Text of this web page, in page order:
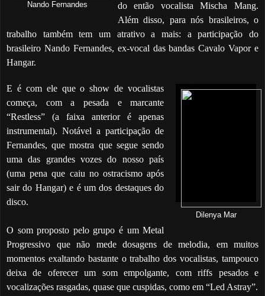
Nando Fernandes
do então vocalista Mischa Mang.
Além disso, para nós brasileiros, o
trabalho também tem um atrativo a mais: a participação do
brasileiro Nando Fernandes, ex-vocal das bandas Cavalo Vapor e
Hangar.
Dilenya Mar
E é com ele que o show de vocalistas
começa, com a pesada e marcante
“Restless” (a faixa anterior é apenas
instrumental). Notável a participação de
Fernandes, que mostra que segue sendo
uma das grandes vozes do nosso país
(uma pena que caiu no ostracismo após
sair do Hangar) e é um dos destaques do
disco.
O som proposto pelo grupo é um Metal
Progressivo que não mede dosagens de melodia, em muitos
momentos exaltando bastante o trabalho dos vocalistas, tampouco
deixa de oferecer um som empolgante, com riffs pesados e
vocalizações rasgadas, quase que cuspidas, como em “Led Astray”.